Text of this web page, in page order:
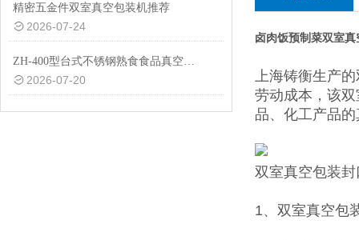
精密五金件双室真空包装机推荐
2026-07-24
ZH-400型台式不锈钢熟食食品真空包装机设备
2026-07-20
卤肉饭预制菜双室
上海铸衡生产
劳动成本，该
品、化工产品
双室真空包装
1、双室真空包